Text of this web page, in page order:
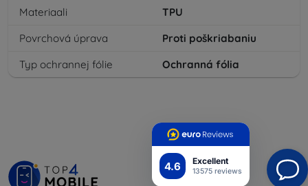
4.6 Excellent
13575 reviews
Materiaali
TPU
Povrchová úprava
Proti poškriabaniu
Typ ochrannej fólie
Ochranná fólia